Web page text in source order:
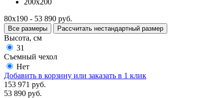
80x190 - 53 890 руб.
Все размеры Рассчитать нестандартный размер
Высота, см
31
Съемный чехол
Нет
Добавить в корзину или заказать в 1 клик
153 971 руб.
53 890 руб.